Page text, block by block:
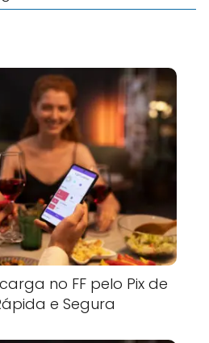
no FF pelo Pix de
e Segura